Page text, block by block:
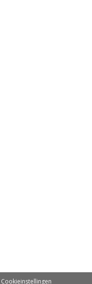
Cookieinstellingen